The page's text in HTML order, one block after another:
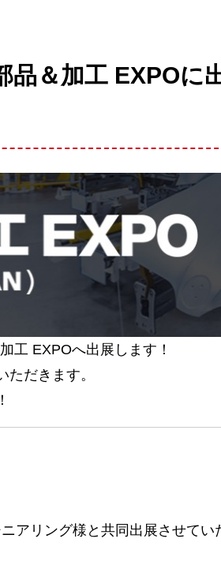
＆加工 EXPOに
工 EXPOへ出展します！
だきます。
アリング様と共同出展させてい